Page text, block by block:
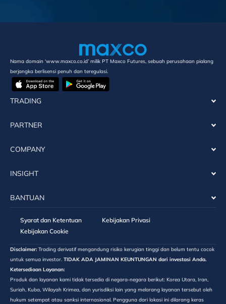
Nama domain ‘www.maxco.co.id’ milik PT Maxco Futures, sebuah perusahaan pialang
berjangka berlisensi penuh dan teregulasi.
TRADING
PARTNER
COMPANY
INSIGHT
BANTUAN
Syarat dan Ketentuan
Kebijakan Privasi
Kebijakan Cookie
Disclaimer: Trading derivatif mengandung risiko kerugian tinggi dan belum tentu cocok
untuk semua investor. TIDAK ADA JAMINAN KEUNTUNGAN dari investasi Anda.
Ketersediaan Layanan:
Produk dan layanan kami tidak tersedia di negara-negara berikut: Korea Utara, Iran,
Suriah, Kuba, Wilayah Krimea, dan yurisdiksi lain yang melarang layanan tersebut oleh
hukum setempat atau sanksi internasional. Pengguna dari lokasi ini dilarang keras